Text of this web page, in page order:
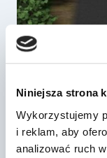
Niniejsza strona
Wykorzystujemy
i reklam, aby
analizować ruch